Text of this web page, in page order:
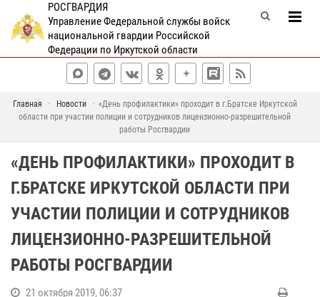
РОСГВАРДИЯ
Управление Федеральной службы войск
национальной гвардии Российской
Федерации по Иркутской области
Главная Новости
«День профилактики» проходит в г.Братске Иркутской
области при участии полиции и сотрудников лицензионно-разрешительной
работы Росгвардии
«ДЕНЬ ПРОФИЛАКТИКИ» ПРОХОДИТ В
Г.БРАТСКЕ ИРКУТСКОЙ ОБЛАСТИ ПРИ
УЧАСТИИ ПОЛИЦИИ И СОТРУДНИКОВ
ЛИЦЕНЗИОННО-РАЗРЕШИТЕЛЬНОЙ
РАБОТЫ РОСГВАРДИИ
21 октября 2019, 06:37